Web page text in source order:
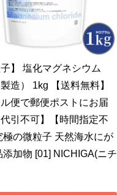
子】 塩化マグネシウム
製造） 1kg 【送料無料】
ル便で郵便ポストにお届
引不可】【時間指定不
極の微粒子 天然海水にが
添加物 [01] NICHIGA(ニチ